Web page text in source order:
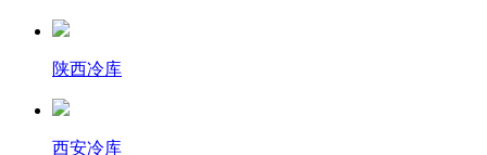
陕西冷库
西安冷库